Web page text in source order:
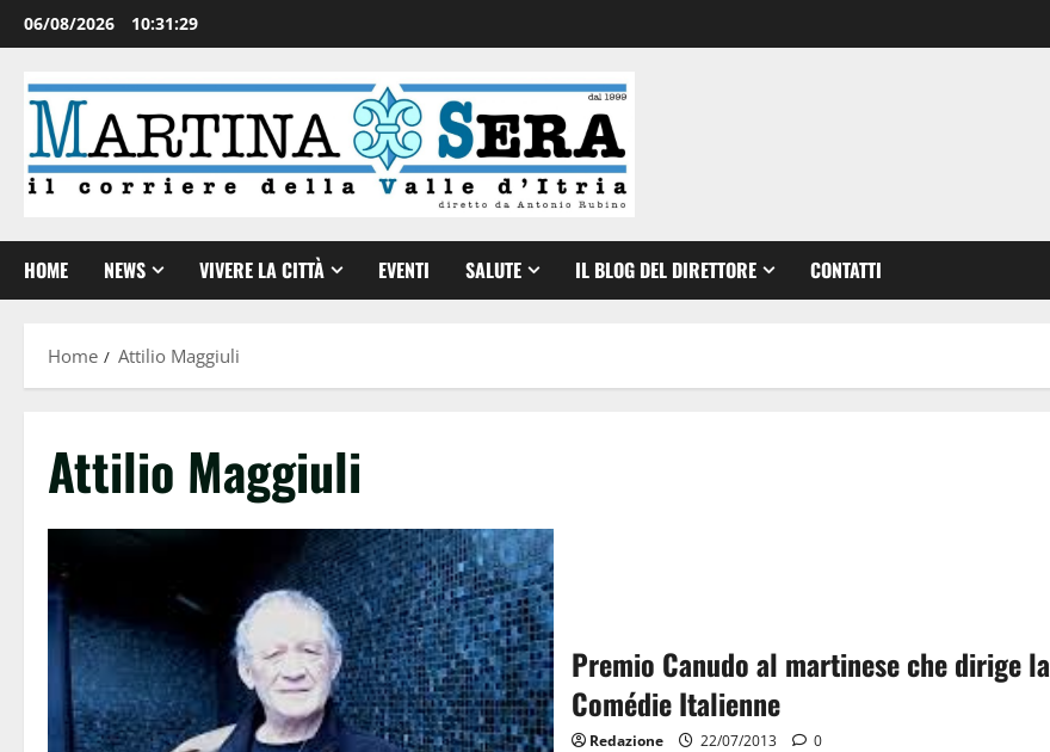
06/08/2026 10:31:29
HOME NEWS VIVERE LA CITTÀ EVENTI SALUTE IL BLOG DEL DIRETTORE CONTATTI
Home Attilio Maggiuli
Attilio Maggiuli
Premio Canudo al martinese che dirige la
Comédie Italienne
Redazione 22/07/2013 0